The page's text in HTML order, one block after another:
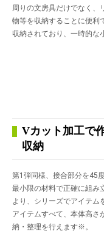
周りの文房具だけでなく、
物等を収納することに便利
収納されており、一時的な
Vカット加工で
収納
第1弾同様、接合部分を45
最小限の材料で正確に組み
より、シリーズでアイテム
アイテムすべて、本体高さ
納・整理を行えます※。